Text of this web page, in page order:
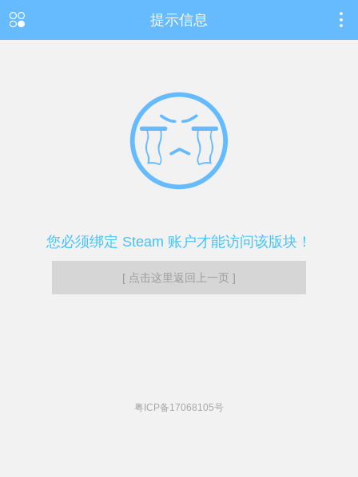
提示信息
您必须绑定 Steam 账户才能访问该版块！
[ 点击这里返回上一页 ]
粤ICP备17068105号